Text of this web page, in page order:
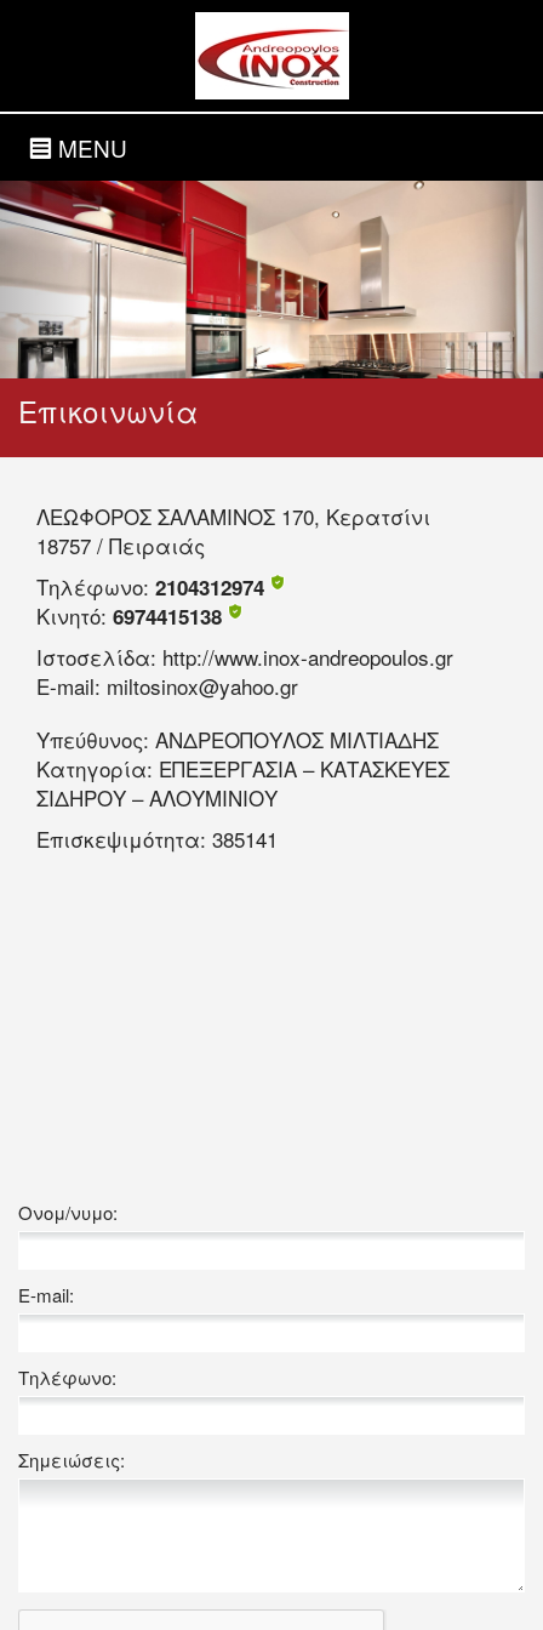
MENU
Επικοινωνία
ΛΕΩΦΟΡΟΣ ΣΑΛΑΜΙΝΟΣ 170, Κερατσίνι
18757 / Πειραιάς
Τηλέφωνο: 2104312974
Κινητό: 6974415138
Ιστοσελίδα: http://www.inox-andreopoulos.gr
E-mail: miltosinox@yahoo.gr
Υπεύθυνος: ΑΝΔΡΕΟΠΟΥΛΟΣ ΜΙΛΤΙΑΔΗΣ
Κατηγορία: ΕΠΕΞΕΡΓΑΣΙΑ – ΚΑΤΑΣΚΕΥΕΣ
ΣΙΔΗΡΟΥ – ΑΛΟΥΜΙΝΙΟΥ
Επισκεψιμότητα: 385141
Ονομ/νυμο:
E-mail:
Τηλέφωνο:
Σημειώσεις: